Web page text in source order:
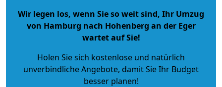
Wir legen los, wenn Sie so weit sind, Ihr Umzug
von Hamburg nach Hohenberg an der Eger
wartet auf Sie!
Holen Sie sich kostenlose und natürlich
unverbindliche Angebote, damit Sie Ihr Budget
besser planen!